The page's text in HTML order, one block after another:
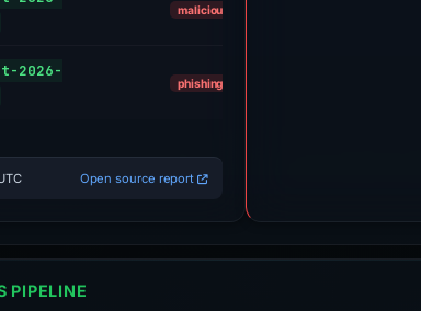
malicious
2026-
phishing
Open source report
PIPELINE